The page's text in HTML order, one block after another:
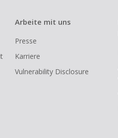
Arbeite mit uns
Presse
Karriere
Vulnerability Disclosure